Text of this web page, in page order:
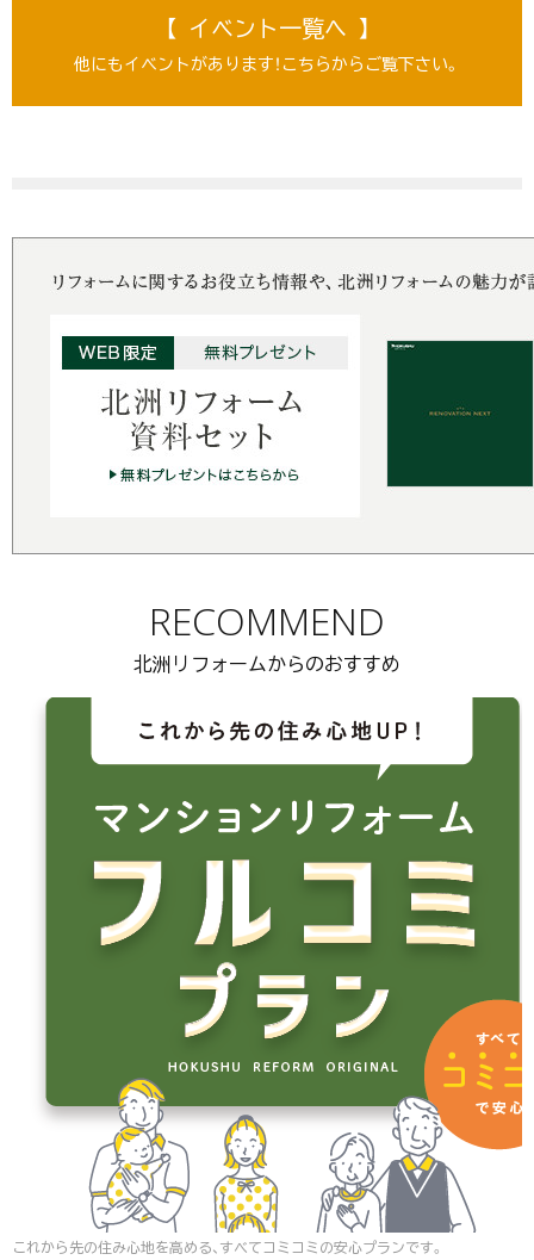
【 イベント一覧へ 】
他にもイベントがあります！こちらからご覧下さい。
RECOMMEND
北洲リフォームからのおすすめ
これから先の住み心地を高める、すべてコミコミの安心プランです。